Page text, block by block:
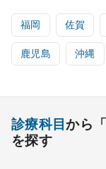
福岡 佐賀
鹿児島 沖縄
診療科目から
を探す